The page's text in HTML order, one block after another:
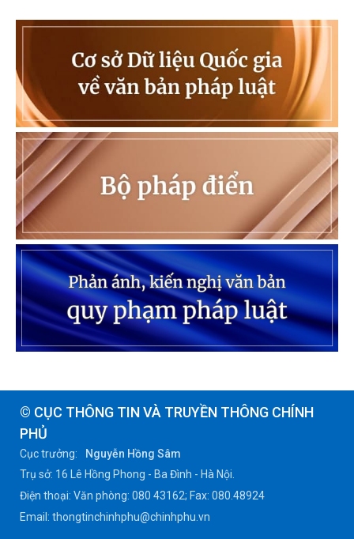
© CỤC THÔNG TIN VÀ TRUYỀN THÔNG CHÍNH
PHỦ
Cục trưởng:
Nguyễn Hồng Sâm
Trụ sở: 16 Lê Hồng Phong - Ba Đình - Hà Nội.
Điện thoại: Văn phòng: 080 43162; Fax: 080.48924
Email: thongtinchinhphu@chinhphu.vn